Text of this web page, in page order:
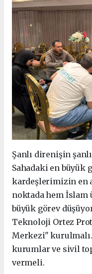
Şanlı direnişin
Sahadaki en büyük
kardeşlerimizin en
noktada hem
büyük görev
Teknoloji Ortez
Merkezi"
kurumlar ve sivil
vermeli.